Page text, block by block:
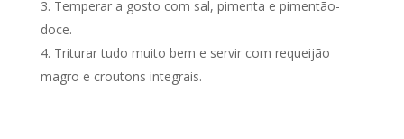
Temperar a gosto com sal, pimenta e pimentão-
doce.
Triturar tudo muito bem e servir com requeijão
magro e croutons integrais.